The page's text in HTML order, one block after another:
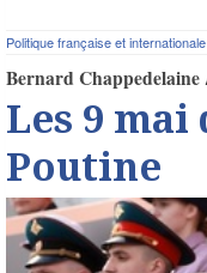
Politique française et internationale
Bernard Chappedelaine
Les 9
Poutine